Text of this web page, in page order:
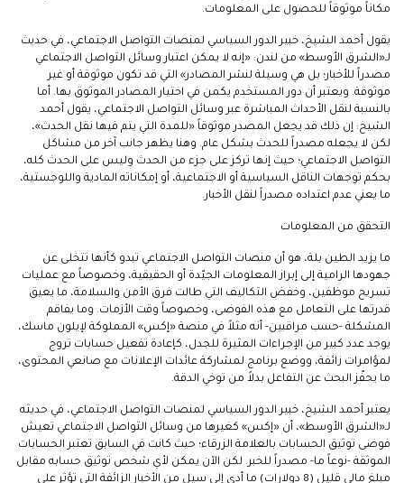
مكاناً موثوقاً للحصول على المعلومات.
يقول أحمد الشيخ، خبير الدور السياسي لمنصات التواصل الاجتماعي، في حديث
لـ«الشرق الأوسط» من لندن: «إنه لا يمكن اعتبار وسائل التواصل الاجتماعي
مصدراً للأخبار؛ بل هي وسيلة لنشر المصادر» التي قد تكون موثوقة أو غير
موثوقة. ويعتبر أن دور المستخدم يكمن في اختيار المصادر الموثوق بها. أما
بالنسبة لنقل الأحداث المباشرة عبر وسائل التواصل الاجتماعي، يقول أحمد
الشيخ: إن ذلك قد يجعل المصدر موثوقاً «للمدة التي يتم فيها نقل الحدث»،
لكن لا يجعله مصدراً للحدث بشكل عام. وهنا يظهر جانب آخر من مشاكل
التواصل الاجتماعي؛ حيث إنها تركز على جزء من الحدث وليس على الحدث كله،
بحكم توجهات الناقل السياسية أو الاجتماعية، أو إمكاناته المادية واللوجستية،
ما يعني عدم اعتداده مصدراً لنقل الأخبار.
التحقق من المعلومات
ما يزيد الطين بلة، هو أن منصات التواصل الاجتماعي تبدو كأنها تتخلى عن
جهودها الرامية إلى إبراز المعلومات الجيّدة أو الحقيقية، وخصوصاً مع عمليات
تسريح موظفين، وخفض التكاليف التي طالت فرق الأمن والسلامة، ما يعيق
قدرتها على التعامل مع هذه الفوضى، وخصوصاً وقت الأزمات. وما يفاقم
المشكلة -حسب مراقبين- أنه مثلاً في منصة «إكس» المملوكة لإيلون ماسك،
يوجد عدد كبير من الإجراءات المثيرة للجدل، كإعادة تفعيل حسابات تروج
لمؤامرات زائفة، ووضع برنامج لمشاركة عائدات الإعلانات مع صانعي المحتوى،
ما يحفّز البحث عن التفاعل بدلاً من توخي الدقة.
يعتبر أحمد الشيخ، خبير الدور السياسي لمنصات التواصل الاجتماعي، في حديثه
لـ«الشرق الأوسط»، أن «إكس» كغيرها من وسائل التواصل الاجتماعي تعيش
فوضى توثيق الحسابات بالعلامة الزرقاء؛ حيث كانت في السابق تعتبر الحسابات
الموثقة -نوعاً ما- مصدراً للخبر. لكن الآن يمكن لأي شخص توثيق حسابه مقابل
مبلغ مالي قليل (8 دولارات) ما أدى إلى سيل من الأخبار الزائفة التي تؤثر على